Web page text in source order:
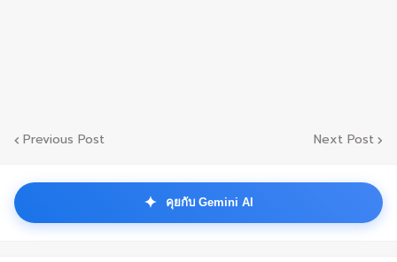
Previous Post Next Post
✦ คุยกับ Gemini AI